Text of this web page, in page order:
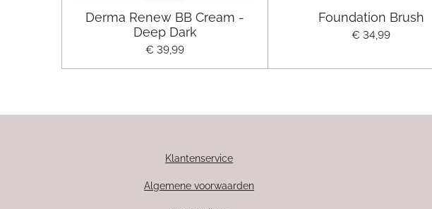
Derma Renew BB Cream -
Deep Dark
€ 39,99
Foundation Brush
€ 34,99
Klantenservice
Algemene voorwaarden